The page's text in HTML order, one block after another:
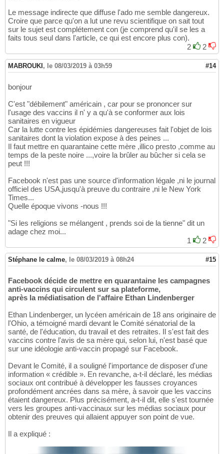
Le message indirecte que diffuse l'ado me semble dangereux.
Croire que parce qu'on a lut une revu scientifique on sait tout
sur le sujet est complétement con (je comprend qu'il se les a
faits tous seul dans l'article, ce qui est encore plus con).
2
2
MABROUKI , le 08/03/2019 à 03h59 #14
bonjour
C'est "débilement" américain , car pour se prononcer sur
l'usage des vaccins il n' y a qu'à se conformer aux lois
sanitaires en vigueur
Car la lutte contre les épidémies dangereuses fait l'objet de lois
sanitaires dont la violation expose à des peines ...
Il faut mettre en quarantaine cette mère ,illico presto ,comme au
temps de la peste noire ...,voire la brûler au bûcher si cela se
peut !!!
Facebook n'est pas une source d'information légale ,ni le journal
officiel des USA,jusqu'à preuve du contraire ,ni le New York
Times...
Quelle époque vivons -nous !!!
"Si les religions se mélangent , prends soi de la tienne" dit un
adage chez moi...
1
2
Stéphane le calme, le 08/03/2019 à 08h24 #15
Facebook décide de mettre en quarantaine les campagnes
anti-vaccins qui circulent sur sa plateforme,
après la médiatisation de l'affaire Ethan Lindenberger
Ethan Lindenberger, un lycéen américain de 18 ans originaire de
l'Ohio, a témoigné mardi devant le Comité sénatorial de la
santé, de l'éducation, du travail et des retraites. Il s'est fait des
vaccins contre l'avis de sa mère qui, selon lui, n'est basé que
sur une idéologie anti-vaccin propagé sur Facebook.
Devant le Comité, il a souligné l'importance de disposer d'une
information « crédible ». En revanche, a-t-il déclaré, les médias
sociaux ont contribué à développer les fausses croyances
profondément ancrées dans sa mère, à savoir que les vaccins
étaient dangereux. Plus précisément, a-t-il dit, elle s'est tournée
vers les groupes anti-vaccinaux sur les médias sociaux pour
obtenir des preuves qui allaient appuyer son point de vue.
Il a expliqué :